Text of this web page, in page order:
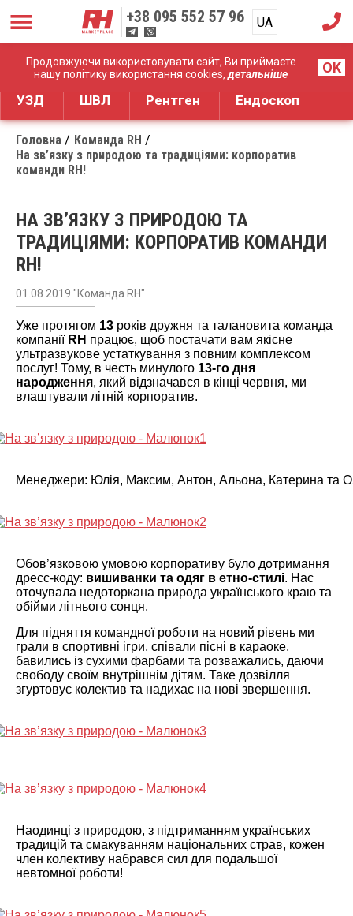
Продовжуючи використовувати сайт, Ви приймаєте
нашу політику використання cookies,детальніше OK
+38 095 552 57 96 UA
RU
Дистрибуція медичного обладнання
УЗД ШВЛ Рентген Ендоскоп
Головна
Команда RH
На зв’язку з природою та традиціями: корпоратив
команди RH!
НА ЗВ’ЯЗКУ З ПРИРОДОЮ ТА
ТРАДИЦІЯМИ: КОРПОРАТИВ КОМАНДИ
RH!
01.08.2019 "Команда RH"
Уже протягом 13 років дружня та талановита команда
компанії RH працює, щоб постачати вам якісне
ультразвукове устаткування з повним комплексом
послуг! Тому, в честь минулого 13-го дня
народження, який відзначався в кінці червня, ми
влаштували літній корпоратив.
Менеджери: Юлія, Максим, Антон, Альона, Катерина та
Обов’язковою умовою корпоративу було дотримання
дресс-коду: вишиванки та одяг в етно-стилі. Нас
оточувала недоторкана природа українського краю та
обійми літнього сонця.
Для підняття командної роботи на новий рівень ми
грали в спортивні ігри, співали пісні в караоке,
бавились із сухими фарбами та розважались, даючи
свободу своїм внутрішнім дітям. Таке дозвілля
згуртовує колектив та надихає на нові звершення.
Наодинці з природою, з підтриманням українських
традицій та смакуванням національних страв, кожен
член колективу набрався сил для подальшої
невтомної роботи!